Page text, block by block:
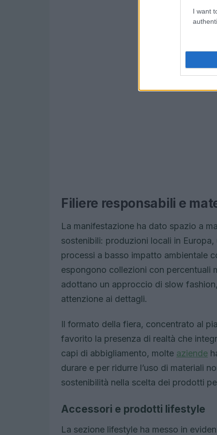
I want
Filiere responsabili e
La manifestazione ha dato spazio a
sostenibili: produzioni locali in
processi a basso impatto ambientale
espongono collezioni con percentuali
adottano un approccio di slow
attenzione ai dettagli.
Il formato della fiera, concentrato al
favorito la presenza di realtà che
capi di abbigliamento, molte aziende
durare e per ridurre l’uso di materiali
sostenibilità nella scelta dei prodotti
Accessori e prodotti lifestyle
La sezione lifestyle ha messo in